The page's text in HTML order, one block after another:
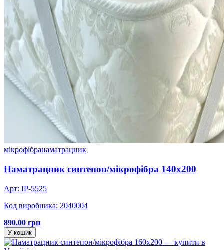
мікрофібранаматрацник
Наматрацник синтепон/мікрофібра 140х200
Арт: IP-5525
Код виробника: 2040004
890.00 грн
У кошик